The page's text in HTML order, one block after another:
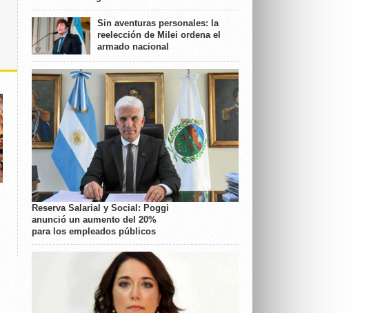
Sin aventuras personales: la
reelección de Milei ordena el
armado nacional
Reserva Salarial y Social: Poggi
anunció un aumento del 20%
para los empleados públicos